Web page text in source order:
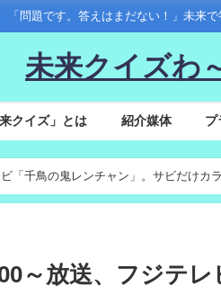
「問題です。答えはまだない！」未来
未来クイズわ
来クイズ」とは 紹介媒体 プ
「千鳥の鬼レンチャン」。サビだけカ
～放送、フジテ